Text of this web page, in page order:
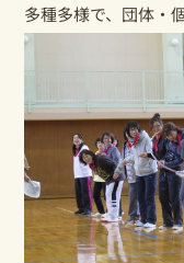
多種多様で、団体・